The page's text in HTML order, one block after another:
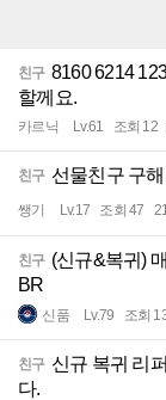
친구 8160 6214
할께요.
카르닉 Lv.61 조회 12
친구 선물친구 구
쌩기 Lv.17 조회 47
친구 (신규&복귀)
BR
신품 Lv.79 조회
친구 신규 복귀 리
다.